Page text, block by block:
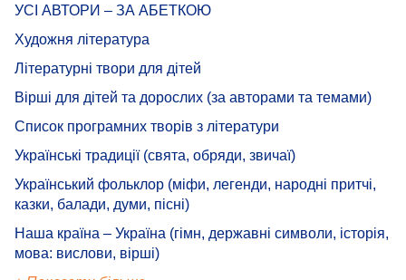
УСІ АВТОРИ – ЗА АБЕТКОЮ
Художня література
Літературні твори для дітей
Вірші для дітей та дорослих (за авторами та темами)
Список програмних творів з літератури
Українські традиції (свята, обряди, звичаї)
Український фольклор (міфи, легенди, народні притчі,
казки, балади, думи, пісні)
Наша країна – Україна (гімн, державні символи, історія,
мова: вислови, вірші)